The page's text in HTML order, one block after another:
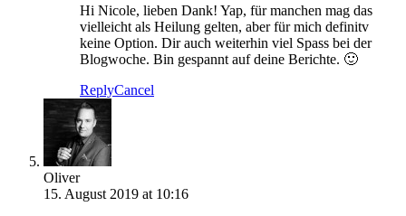
Hi Nicole, lieben Dank! Yap, für manchen mag das
vielleicht als Heilung gelten, aber für mich definitv
keine Option. Dir auch weiterhin viel Spass bei der
Blogwoche. Bin gespannt auf deine Berichte. 🙂
ReplyCancel
Oliver
15. August 2019 at 10:16